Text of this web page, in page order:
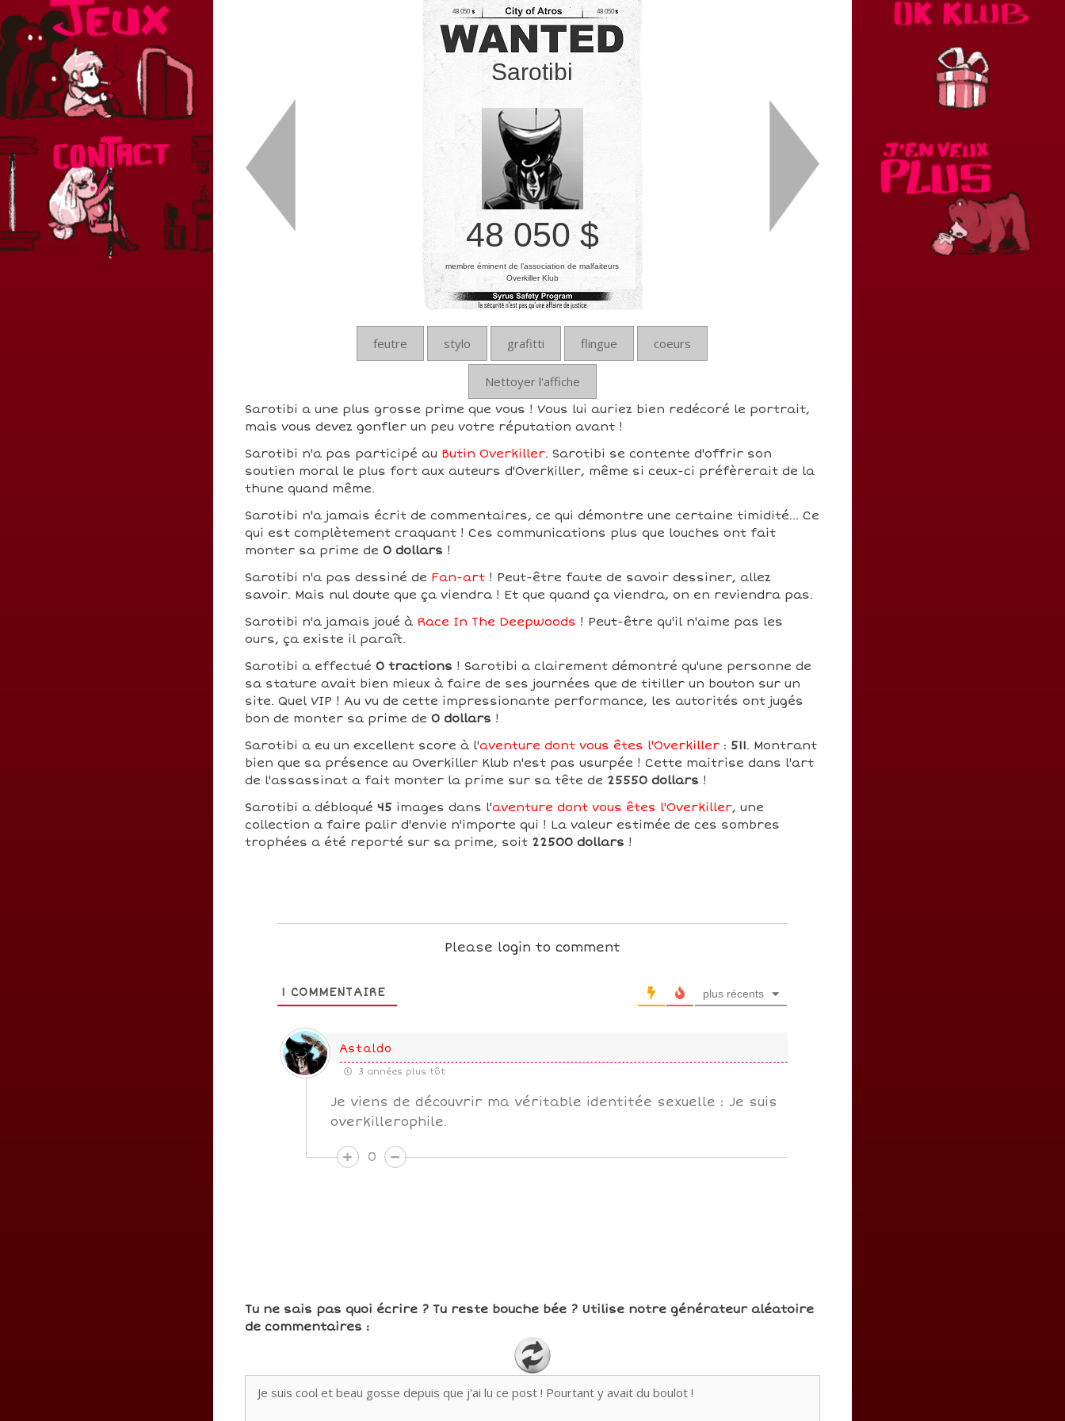
48 050
Sarotibi
48 050
48 050 $
membre éminent de l’association de malfaiteurs
Overkiller Klub
feutre stylo grafitti flingue coeurs
Nettoyer l'affiche
Sarotibi a une plus grosse prime que vous ! Vous lui auriez bien redécoré le portrait,
mais vous devez gonfler un peu votre réputation avant !
Sarotibi n'a pas participé au Butin Overkiller. Sarotibi se contente d'offrir son
soutien moral le plus fort aux auteurs d'Overkiller, même si ceux-ci préfèrerait de la
thune quand même.
Sarotibi n'a jamais écrit de commentaires, ce qui démontre une certaine timidité... Ce
qui est complètement craquant ! Ces communications plus que louches ont fait
monter sa prime de 0 dollars !
Sarotibi n'a pas dessiné de Fan-art! Peut-être faute de savoir dessiner, allez
savoir. Mais nul doute que ça viendra ! Et que quand ça viendra, on en reviendra pas.
Sarotibi n'a jamais joué à Race In The Deepwoods ! Peut-être qu'il n'aime pas les
ours, ça existe il paraît.
Sarotibi a effectué 0 tractions ! Sarotibi a clairement démontré qu'une personne de
sa stature avait bien mieux à faire de ses journées que de titiller un bouton sur un
site. Quel VIP ! Au vu de cette impressionante performance, les autorités ont jugés
bon de monter sa prime de 0 dollars !
Sarotibi a eu un excellent score à l'aventure dont vous êtes l'Overkiller: 511. Montrant
bien que sa présence au Overkiller Klub n'est pas usurpée ! Cette maitrise dans l'art
de l'assassinat a fait monter la prime sur sa tête de 25550 dollars !
Sarotibi a débloqué 45 images dans l'aventure dont vous êtes l'Overkiller, une
collection a faire palir d'envie n'importe qui ! La valeur estimée de ces sombres
trophées a été reporté sur sa prime, soit 22500 dollars !
Please login to comment
1 COMMENTAIRE plus récents
Astaldo
3 années plus tôt
Je viens de découvrir ma véritable identitée sexuelle : Je suis
overkillerophile.
0
Tu ne sais pas quoi écrire ? Tu reste bouche bée ? Utilise notre générateur aléatoire
de commentaires :